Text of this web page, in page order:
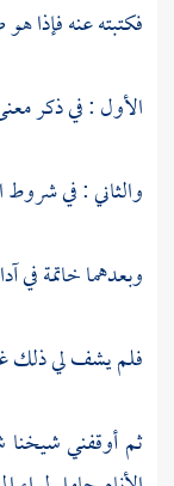
فكتبته عنه فإذا
الأول : في ذكر
والثاني : في شروط
وبعدهما خاتمة في
فلم يشف لي ذلك
ثم أوقفني